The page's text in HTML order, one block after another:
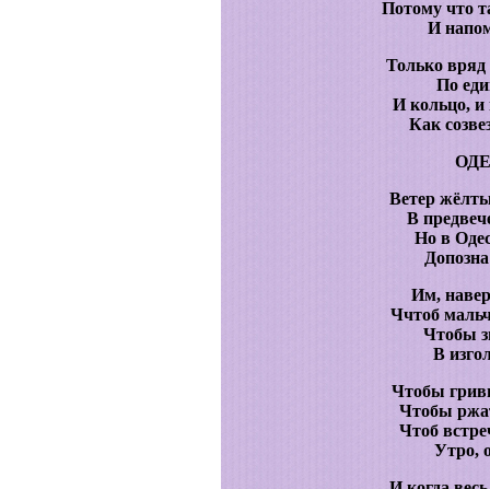
Потому что
И
Только
По
И кольцо, и
Как
Ветер
В
Но в
Им,
Ччтоб
Чтобы
В
Чтобы
Чтобы
Чтоб
Утро,